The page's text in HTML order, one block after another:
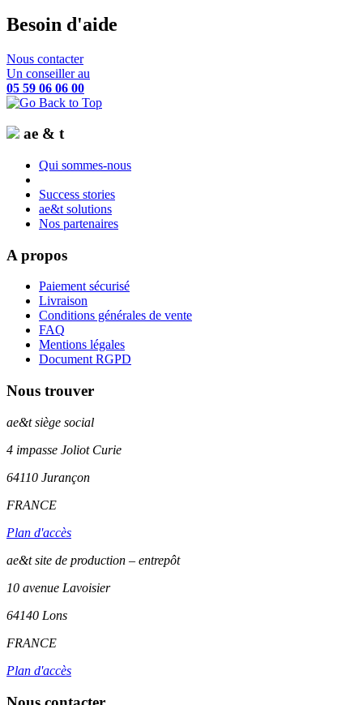
Besoin d'aide
Nous contacter
Un conseiller au
05 59 06 06 00
ae & t
Qui sommes-nous
Success stories
ae&t solutions
Nos partenaires
A propos
Paiement sécurisé
Livraison
Conditions générales de vente
FAQ
Mentions légales
Document RGPD
Nous trouver
ae&tsiège social
4 impasse Joliot Curie
64110 Jurançon
FRANCE
Plan d'accès
ae&t site de production – entrepôt
10 avenue Lavoisier
64140 Lons
FRANCE
Plan d'accès